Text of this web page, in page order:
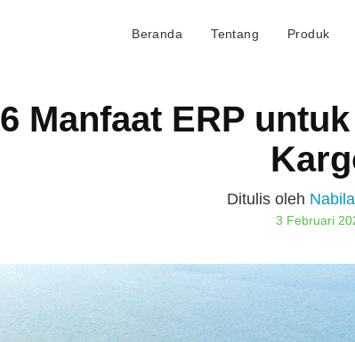
Beranda Tentang Produk
6 Manfaat ERP
Ditulis oleh
3 Februari